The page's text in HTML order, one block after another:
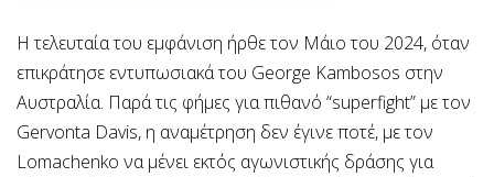
Η τελευταία του εμφάνιση ήρθε τον Μάιο του 2024, όταν
επικράτησε εντυπωσιακά του George Kambosos στην
Αυστραλία. Παρά τις φήμες για πιθανό “superfight” με τον
Gervonta Davis, η αναμέτρηση δεν έγινε ποτέ, με τον
Lomachenko να μένει εκτός αγωνιστικής δράσης για